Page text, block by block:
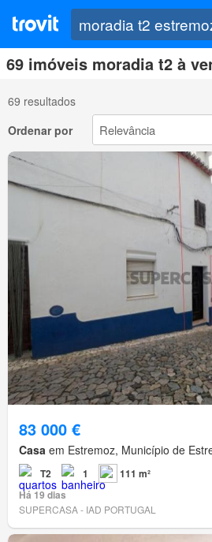
69 imóveis moradia t2 à
69 resultados
Ordenar por
83 000 €
Casa em Estremoz, Município de
T2 1
111 m²
Há 19 dias
SUPERCASA - IAD PORTUGAL